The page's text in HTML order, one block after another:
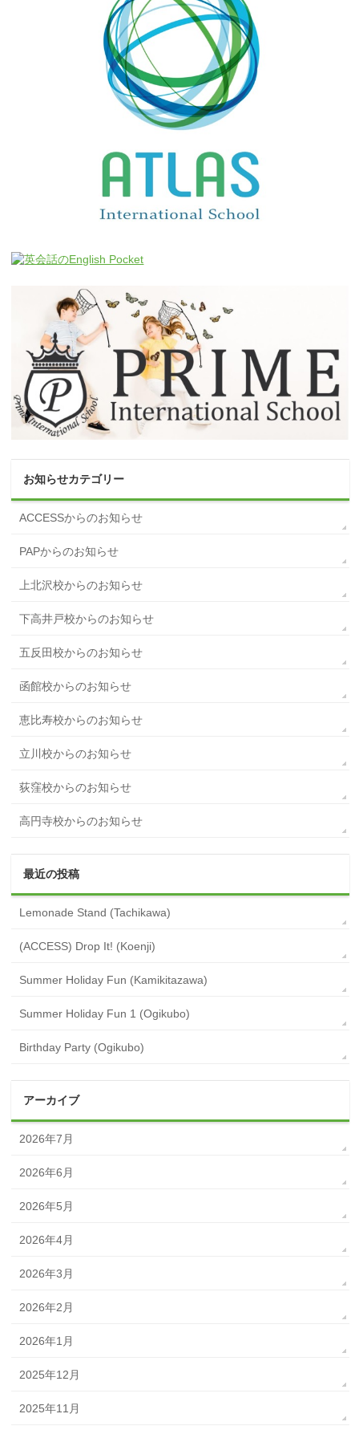
お知らせカテゴリー
ACCESSからのお知らせ
PAPからのお知らせ
上北沢校からのお知らせ
下高井戸校からのお知らせ
五反田校からのお知らせ
函館校からのお知らせ
恵比寿校からのお知らせ
立川校からのお知らせ
荻窪校からのお知らせ
高円寺校からのお知らせ
最近の投稿
Lemonade Stand (Tachikawa)
(ACCESS) Drop It! (Koenji)
Summer Holiday Fun (Kamikitazawa)
Summer Holiday Fun 1 (Ogikubo)
Birthday Party (Ogikubo)
アーカイブ
2026年7月
2026年6月
2026年5月
2026年4月
2026年3月
2026年2月
2026年1月
2025年12月
2025年11月